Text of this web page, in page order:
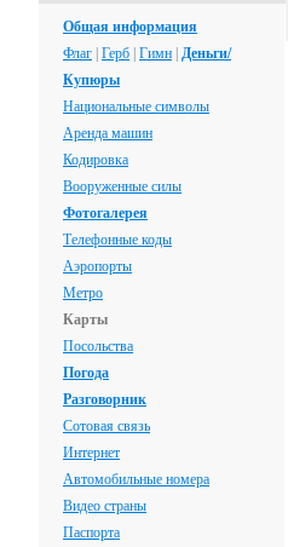
Общая информация
Флаг Герб Гимн Деньги/
Купюры
Национальные символы
Аренда машин
Кодировка
Вооруженные силы
Фотогалерея
Телефонные коды
Аэропорты
Метро
Карты
Посольства
Погода
Разговорник
Сотовая связь
Интернет
Автомобильные номера
Видео страны
Паспорта